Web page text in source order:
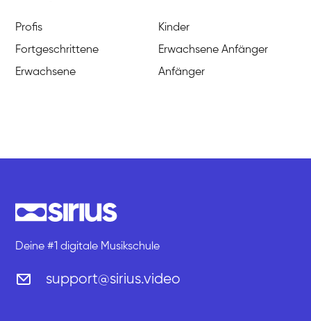
Profis
Kinder
Fortgeschrittene
Erwachsene Anfänger
Erwachsene
Anfänger
Deine #1 digitale Musikschule
support@sirius.video